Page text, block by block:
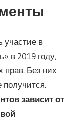
участие в
в 2019 году,
прав. Без них
получится.
зависит от